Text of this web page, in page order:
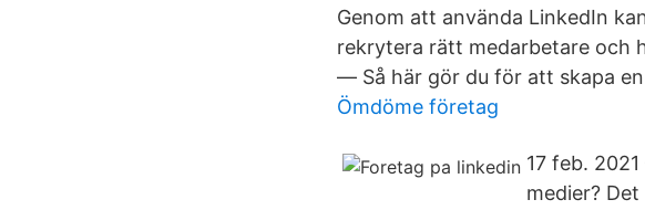
Genom att använda LinkedIn
rekrytera rätt medarbetare och
— Så här gör du för att skapa
Ömdöme företag
17 feb.
medier?